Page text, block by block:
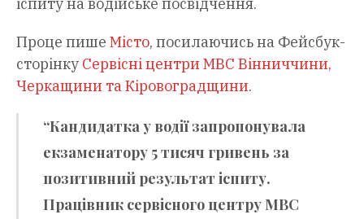
Проце пише Місто, посилаючись на Фейсбук-
сторінку Сервісні центри МВС Вінниччини,
Черкащини та Кіровоградщини.
“Кандидатка у водії запропонувала
екзаменатору 5 тисяч гривень за
позитивний результат іспиту.
Працівник сервісного центру МВС